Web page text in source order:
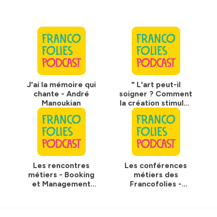
J'ai la mémoire qui
chante - André
Manoukian
" L'art peut-il
soigner ? Comment
la création stimule-
t-elle nos neurones
et notre mémoire ?
" conférence de
Roger Gil,
neuropsychiatre
Les rencontres
métiers - Booking
et Management
Les conférences
métiers des
Francofolies -